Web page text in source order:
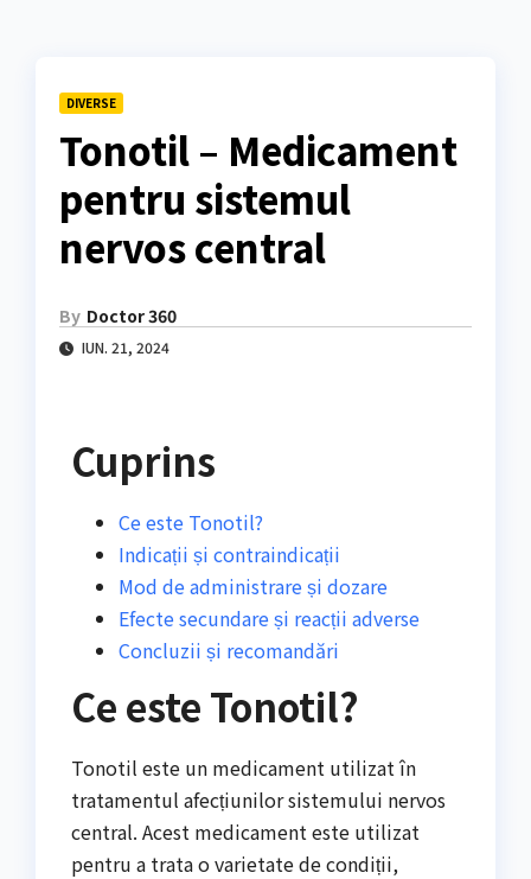
DIVERSE
Tonotil – Medicament
pentru sistemul
nervos central
By Doctor 360
IUN. 21, 2024
Cuprins
Ce este Tonotil?
Indicații și contraindicații
Mod de administrare și dozare
Efecte secundare și reacții adverse
Concluzii și recomandări
Ce este Tonotil?
Tonotil este un medicament utilizat în
tratamentul afecțiunilor sistemului nervos
central. Acest medicament este utilizat
pentru a trata o varietate de condiții,